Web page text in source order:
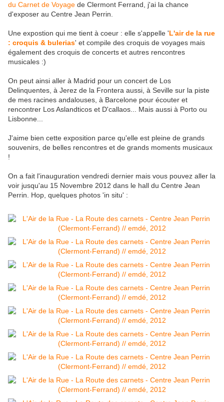
du Carnet de Voyage de Clermont Ferrand, j'ai la chance
d'exposer au Centre Jean Perrin.
Une expostion qui me tient à coeur : elle s'appelle 'L'air de la rue
: croquis & bulerias' et compile des croquis de voyages mais
également des croquis de concerts et autres rencontres
musicales :)
On peut ainsi aller à Madrid pour un concert de Los
Delinquentes, à Jerez de la Frontera aussi, à Seville sur la piste
de mes racines andalouses, à Barcelone pour écouter et
rencontrer Los Aslandticos et D'callaos... Mais aussi à Porto ou
Lisbonne...
J'aime bien cette exposition parce qu'elle est pleine de grands
souvenirs, de belles rencontres et de grands moments musicaux
!
On a fait l'inauguration vendredi dernier mais vous pouvez aller la
voir jusqu'au 15 Novembre 2012 dans le hall du Centre Jean
Perrin. Hop, quelques photos 'in situ' :